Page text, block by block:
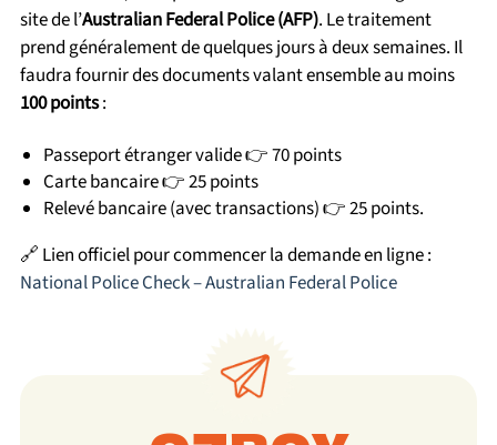
site de l’Australian Federal Police (AFP). Le traitement
prend généralement de quelques jours à deux semaines. Il
faudra fournir des documents valant ensemble au moins
100 points:
Passeport étranger valide 👉 70 points
Carte bancaire 👉 25 points
Relevé bancaire (avec transactions) 👉 25 points.
🔗 Lien officiel pour commencer la demande en ligne :
National Police Check – Australian Federal Police